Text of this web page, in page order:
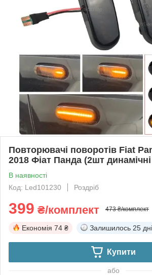
Повторювачі поворотів Fiat
2018 Фіат Панда (2шт
В наявності
Код: Led101230
Роздріб
399 ₴/комплект 473 ₴/комплект
Економія 74 ₴ Залишилось 25
Купити
або